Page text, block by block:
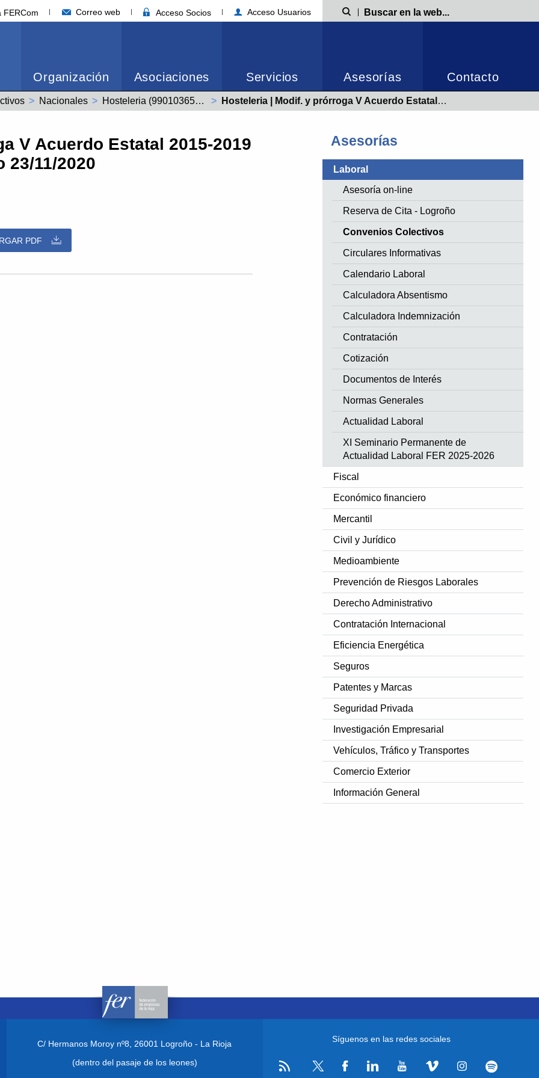
FERCom Correo web Acceso Socios Acceso Usuarios Búsqueda
Organización Asociaciones Servicios Asesorías Contacto
Nacionales Hosteleria (99010365011900) Actual:
Hosteleria | Modif. y prórroga V Acuerdo Estatal 2015-2019 hasta 31/12/2021| Publicado 23/11/2020
Asesorías
Laboral
Asesoría on-line
Reserva de Cita - Logroño
Convenios Colectivos
Circulares Informativas
Calendario Laboral
Calculadora Absentismo
Calculadora Indemnización
Contratación
Cotización
Documentos de Interés
Normas Generales
Actualidad Laboral
XI Seminario Permanente de
Actualidad Laboral FER 2025-2026
Fiscal
Económico financiero
Mercantil
Civil y Jurídico
Medioambiente
Prevención de Riesgos Laborales
Derecho Administrativo
Contratación Internacional
Eficiencia Energética
Seguros
Patentes y Marcas
Seguridad Privada
Investigación Empresarial
Vehículos, Tráfico y Transportes
Comercio Exterior
Información General
V Acuerdo Estatal 2015-2019
23/11/2020
PDF
C/ Hermanos Moroy nº8,26001 Logroño - La Rioja
(dentro del pasaje de los leones)
Síguenos en las redes sociales